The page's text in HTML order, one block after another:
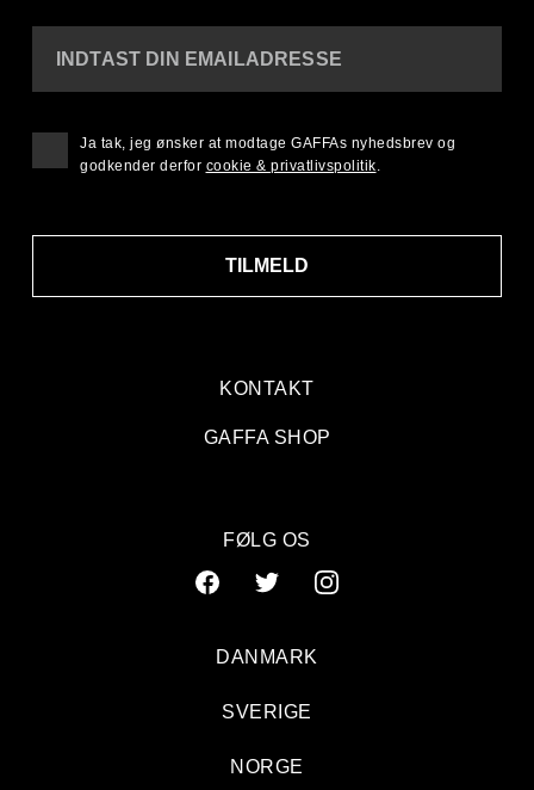
KONTAKT
GAFFA SHOP
INDTAST DIN EMAILADRESSE
TILMELD
Ja tak, jeg ønsker at modtage GAFFAs nyhedsbrev og
godkender derfor cookie & privatlivspolitik.
FØLG OS
DANMARK
SVERIGE
NORGE